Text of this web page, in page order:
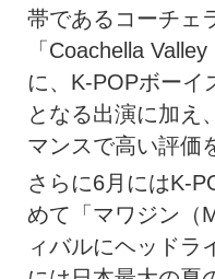
帯であるコーチェ
「Coachella
に、K-POPボーイ
となる出演に加え
マンスで高い評価
さらに6月にはK-
めて「マワジン（
ィバルにヘッドラ